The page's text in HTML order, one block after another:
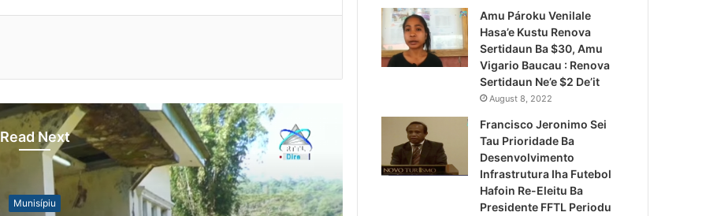
Read Next
Munisípiu
Amu Pároku Venilale
Hasa’e Kustu Renova
Sertidaun Ba $30, Amu
Vigario Baucau : Renova
Sertidaun Ne’e $2 De’it
August 8, 2022
Francisco Jeronimo Sei
Tau Prioridade Ba
Desenvolvimento
Infrastrutura Iha Futebol
Hafoin Re-Eleitu Ba
Presidente FFTL Periodu